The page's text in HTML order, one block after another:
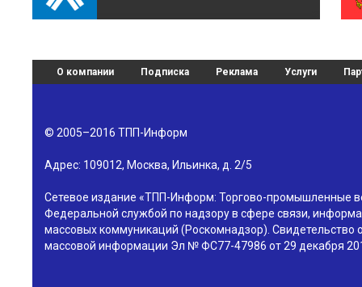
О компании Подписка Реклама Услуги
© 2005–2016 ТПП-Информ
Адрес: 109012, Москва, Ильинка, д. 2/5
Сетевое издание «ТПП-Информ: Торгово-промышленные
Федеральной службой по надзору в сфере связи,
массовых коммуникаций (Роскомнадзор). Свидетельство
массовой информации Эл № ФС77-47986 от 29 декабря